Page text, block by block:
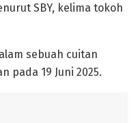
SBY, kelima tokoh
sebuah cuitan
pada 19 Juni 2025.